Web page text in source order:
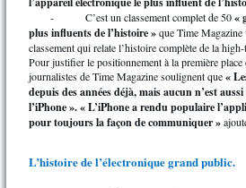
- C’est un classement complet de 50«
plus influents de l’histoire »que Time
classement qui relate l’histoire complète de la high-
Pour justifier le positionnement à la première place
journalistes de Time Magazine soulignent que«
depuis des années déjà, mais aucun n’est
l’iPhone ». « L’iPhone a rendu populaire
pour toujours la façon de communiquer »
L’histoire de l’électronique grand public.